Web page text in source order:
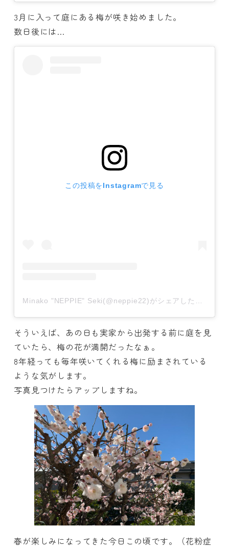
3月に入って庭にある梅が咲き始めました。
数日後には…
この投稿をInstagramで見る
そういえば、あの日も実家から出発する前に庭を見
ていたら、梅の花が満開だったなぁ。
8年経っても毎年咲いてくれる梅に励まされている
ような気がします。
写真見つけたらアップしますね。
春が楽しみになってきた今日この頃です。（花粉症